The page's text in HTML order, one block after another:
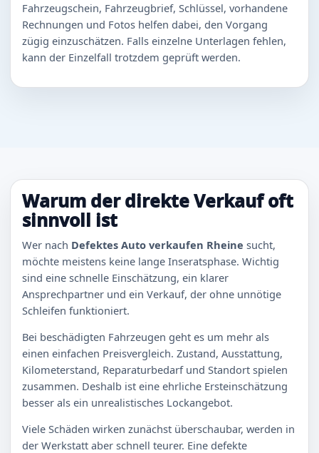
Fahrzeugschein, Fahrzeugbrief, Schlüssel, vorhandene
Rechnungen und Fotos helfen dabei, den Vorgang
zügig einzuschätzen. Falls einzelne Unterlagen fehlen,
kann der Einzelfall trotzdem geprüft werden.
Warum der direkte Verkauf oft
sinnvoll ist
Wer nach Defektes Auto verkaufen Rheine sucht,
möchte meistens keine lange Inseratsphase. Wichtig
sind eine schnelle Einschätzung, ein klarer
Ansprechpartner und ein Verkauf, der ohne unnötige
Schleifen funktioniert.
Bei beschädigten Fahrzeugen geht es um mehr als
einen einfachen Preisvergleich. Zustand, Ausstattung,
Kilometerstand, Reparaturbedarf und Standort spielen
zusammen. Deshalb ist eine ehrliche Ersteinschätzung
besser als ein unrealistisches Lockangebot.
Viele Schäden wirken zunächst überschaubar, werden in
der Werkstatt aber schnell teurer. Eine defekte